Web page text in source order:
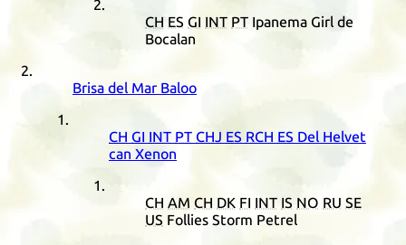
CH ES GI INT PT Ipanema Girl de
Bocalan
Brisa del Mar Baloo
CH GI INT PT CHJ ES RCH ES Del Helvet
can Xenon
CH AM CH DK FI INT IS NO RU SE
US Follies Storm Petrel